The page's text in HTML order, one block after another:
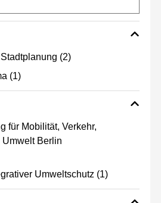
(2)
(1)
für Mobilität, Verkehr,
Umwelt Berlin
Umweltschutz (1)